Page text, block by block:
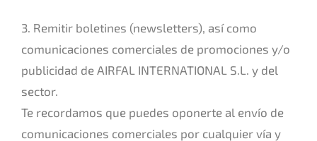
3. Remitir boletines (newsletters), así como
comunicaciones comerciales de promociones y/o
publicidad de AIRFAL INTERNATIONAL S.L. y del
sector.
Te recordamos que puedes oponerte al envío de
comunicaciones comerciales por cualquier vía y